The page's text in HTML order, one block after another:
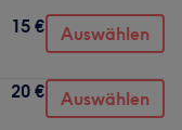
15 € Auswählen
20 € Auswählen